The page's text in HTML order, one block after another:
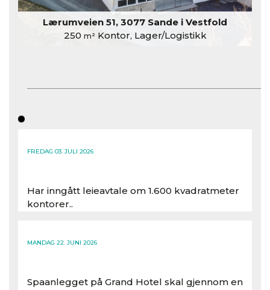
Lærumveien 51, 3077 Sande i Vestfold
250 m²Kontor, Lager/Logistikk
FREDAG 03. JULI 2026
Har inngått leieavtale om 1.600 kvadratmeter
kontorer..
MANDAG 22. JUNI 2026
Spaanlegget på Grand Hotel skal gjennom en